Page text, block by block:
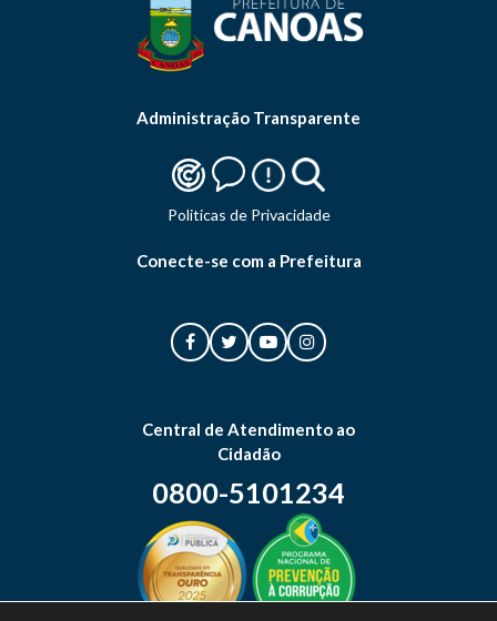
Administração Transparente
Politicas de Privacidade
Conecte-se com a Prefeitura
Central de Atendimento ao
Cidadão
0800-5101234